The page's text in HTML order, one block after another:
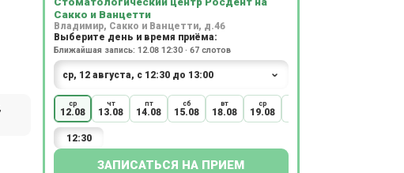
Сакко и Ванцетти
Владимир, Сакко и Ванцетти, д.46
Выберите день и время приёма:
Ближайшая запись: 12.08 12:30 · 67 слотов
ср
12.08
чт
13.08
пт
14.08
сб
15.08
вт
18.08
ср
19.08
12:30
ЗАПИСАТЬСЯ НА ПРИЕМ